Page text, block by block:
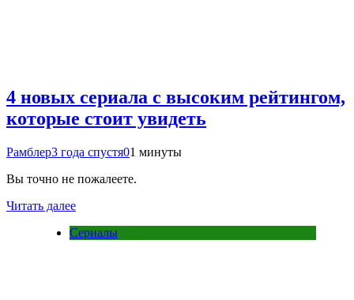
4 новых сериала с высоким рейтингом,
которые стоит увидеть
Рамблер3 года спустя01 минуты
Вы точно не пожалеете.
Читать далее
Сериалы